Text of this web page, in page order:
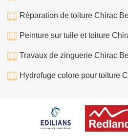
Réparation de toiture Chirac
Peinture sur tuile et toiture
Travaux de zinguerie Chirac
Hydrofuge colore pour toiture